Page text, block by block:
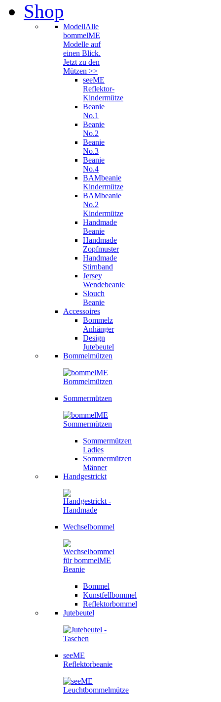
Shop
ModellAlle
bommelME
Modelle auf
einen Blick.
Jetzt zu den
Mützen >>
seeME
Reflektor-
Kindermütze
Beanie
No.1
Beanie
No.2
Beanie
No.3
Beanie
No.4
BAMbeanie
Kindermütze
BAMbeanie
No.2
Kindermütze
Handmade
Beanie
Handmade
Zopfmuster
Handmade
Stirnband
Jersey
Wendebeanie
Slouch
Beanie
Accessoires
Bommelz
Anhänger
Design
Jutebeutel
Bommelmützen
Sommermützen
Sommermützen
Ladies
Sommermützen
Männer
Handgestrickt
Wechselbommel
Bommel
Kunstfellbommel
Reflektorbommel
Jutebeutel
seeME
Reflektorbeanie